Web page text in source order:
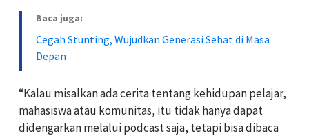
Baca juga:
Cegah Stunting, Wujudkan Generasi Sehat di Masa
Depan
“Kalau misalkan ada cerita tentang kehidupan pelajar,
mahasiswa atau komunitas, itu tidak hanya dapat
didengarkan melalui podcast saja, tetapi bisa dibaca